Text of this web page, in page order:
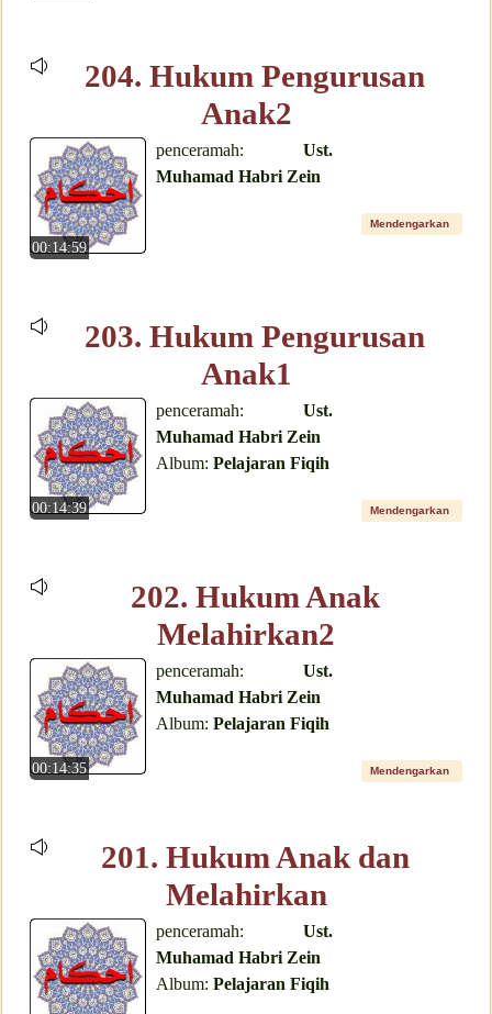
204. Hukum Pengurusan
Anak2
00:14:59
penceramah: Ust.
Muhamad Habri Zein
Mendengarkan
203. Hukum Pengurusan
Anak1
00:14:39
penceramah: Ust.
Muhamad Habri Zein
Album: Pelajaran Fiqih
Mendengarkan
202. Hukum Anak
Melahirkan2
00:14:35
penceramah: Ust.
Muhamad Habri Zein
Album: Pelajaran Fiqih
Mendengarkan
201. Hukum Anak dan
Melahirkan
penceramah: Ust.
Muhamad Habri Zein
Album: Pelajaran Fiqih